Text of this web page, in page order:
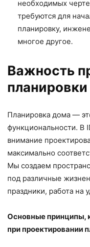
необходимых
требуются для
планировку,
многое другое.
Важность
планировки
Планировка дома —
функциональности. В
внимание
максимально
Мы создаем
под различные
праздники, работа на
Основные принципы,
при проектировании